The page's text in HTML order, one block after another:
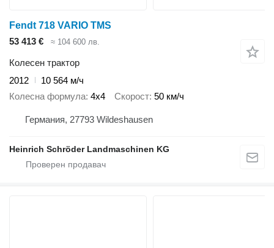
Fendt 718 VARIO TMS
53 413 €
≈ 104 600 лв.
Колесен трактор
2012
10 564 м/ч
Колесна формула 4x4 Скорост 50 км/ч
Германия, 27793 Wildeshausen
Heinrich Schröder Landmaschinen KG